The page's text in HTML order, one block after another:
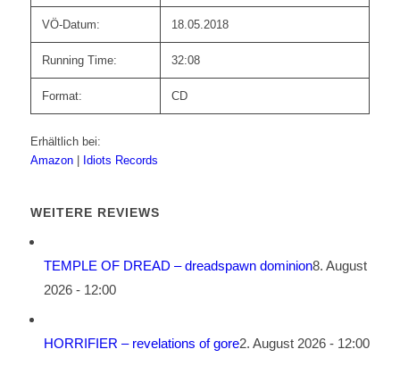
VÖ-Datum: 18.05.2018
Running Time: 32:08
Format: CD
Erhältlich bei:
Amazon
Idiots Records
WEITERE REVIEWS
TEMPLE OF DREAD – dreadspawn dominion8. August
2026 - 12:00
HORRIFIER – revelations of gore2. August 2026 - 12:00